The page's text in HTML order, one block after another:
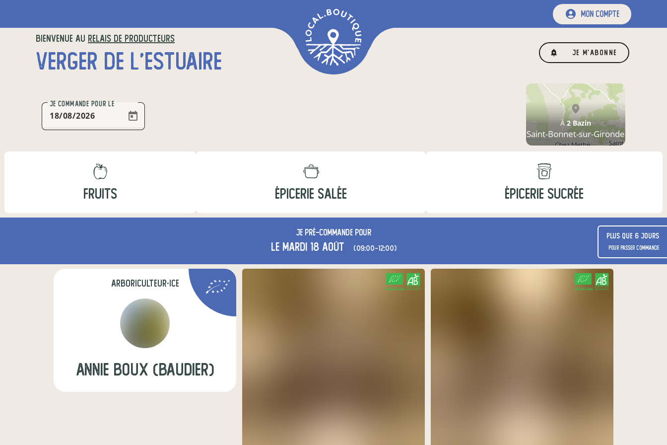
mon compte
BIENVENUE AU RELAIS DE PRODUCTEURS
VERGER DE L'ESTUAIRE Je m'abonne
JE COMMANDE POUR LE
À2 Bazin
Saint-Bonnet-sur-Gironde
FRUITS ÉPICERIE SALÉE ÉPICERIE SUCRÉE
Je pré-commandepour
le mardi 18 août (09:00-12:00)
Plus que 6 jours
pour passer commande
arboriculteur·ice
annie boux (baudier)
CERTIFIÉ PAR FR-BIO-01
AGRICULTURE FRANCE CERTIFIÉ PAR FR-BIO-01
AGRICULTURE FRANCE